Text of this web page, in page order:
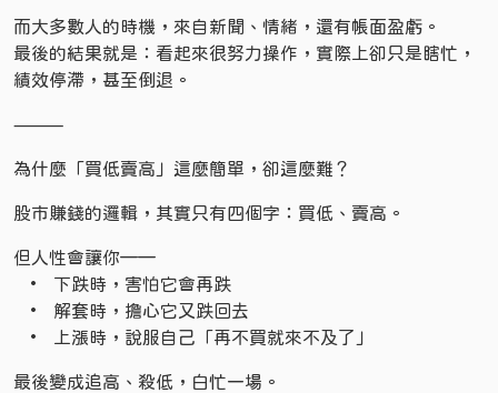
而大多數人的時機，來自新聞、情緒，還有帳面盈虧。
最後的結果就是：看起來很努力操作，實際上卻只是瞎忙，
績效停滯，甚至倒退。
⸻
為什麼「買低賣高」這麼簡單，卻這麼難？
股市賺錢的邏輯，其實只有四個字：買低、賣高。
但人性會讓你——
• 下跌時，害怕它會再跌
• 解套時，擔心它又跌回去
• 上漲時，說服自己「再不買就來不及了」
最後變成追高、殺低，白忙一場。